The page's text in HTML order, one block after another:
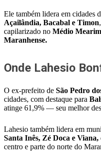
Ele também lidera em cidades
Açailândia, Bacabal e Timon
capilarizado no Médio
Maranhense.
Onde Lahesio
O ex-prefeito de São Pedro
cidades, com destaque para
atinge 61,9% — seu melhor
Lahesio também lidera em
Santa Inês, Zé Doca e Viana,
centro e parte do norte do